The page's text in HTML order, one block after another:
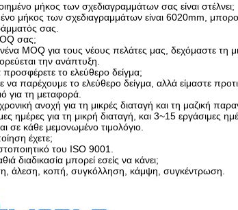
μήκος των σχεδιαγραμμάτων σας είναι στέλνει;
μήκος των σχεδιαγραμμάτων είναι 6020mm,
σας.
σας;
MOQ για τους νέους πελάτες μας, δεχόμαστε τη
την ανάπτυξη.
το ελεύθερο δείγμα;
παρέχουμε το ελεύθερο δείγμα, αλλά είμαστε
για τη μεταφορά.
ανοχή για τη μικρές διαταγή και τη μαζική
ημέρες για τη μικρή διαταγή, και 3~15 εργάσιμες
σε κάθε μεμονωμένο τιμολόγιο.
έχετε;
του ISO 9001.
διαδικασία μπορεί εσείς να κάνει;
άλεση, κοπή, συγκόλληση, κάμψη, συγκέντρωση.